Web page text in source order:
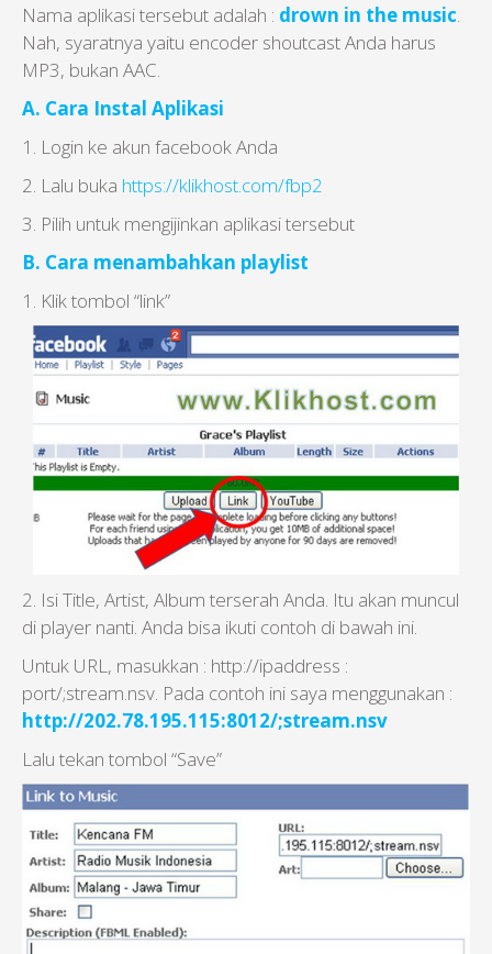
Nama aplikasi tersebut adalah : drown in the music.
Nah, syaratnya yaitu encoder shoutcast Anda harus
MP3, bukan AAC.
A. Cara Instal Aplikasi
1. Login ke akun facebook Anda
2. Lalu buka https://klikhost.com/fbp2
3. Pilih untuk mengijinkan aplikasi tersebut
B. Cara menambahkan playlist
1. Klik tombol “link”
2. Isi Title, Artist, Album terserah Anda. Itu akan muncul
di player nanti. Anda bisa ikuti contoh di bawah ini.
Untuk URL, masukkan : http://ipaddress :
port/;stream.nsv. Pada contoh ini saya menggunakan :
http://202.78.195.115:8012/;stream.nsv
Lalu tekan tombol “Save”